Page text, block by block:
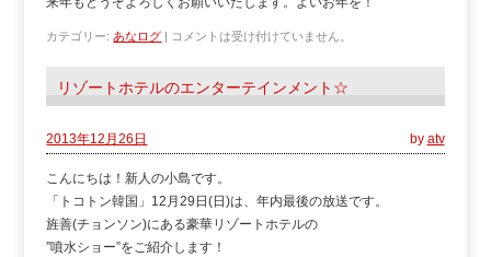
カテゴリー: あなログ | コメントは受け付けていません。
リゾートホテルのエンターテインメント☆
2013年12月26日 by atv
こんにちは！新人の小島です。
「トコトン韓国」12月29日(日)は、年内最後の放送です。
旌善(チョンソン)にある豪華リゾートホテルの
”噴水ショー”をご紹介します！